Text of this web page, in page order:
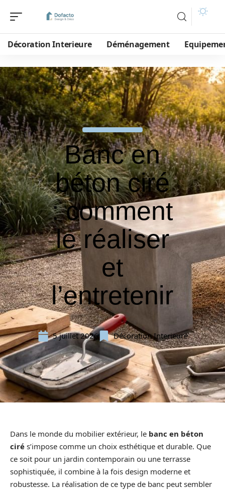
Décoration Interieure Déménagement
Banc en
béton ciré
: comment
le réaliser
et
l’entretenir
5 juillet 2026 Décoration Interieure
Dans le monde du mobilier extérieur, le banc en béton
ciré s’impose comme un choix esthétique et durable. Que
ce soit pour un jardin contemporain ou une terrasse
sophistiquée, il combine à la fois design moderne et
robustesse. La réalisation de ce type de banc peut sembler